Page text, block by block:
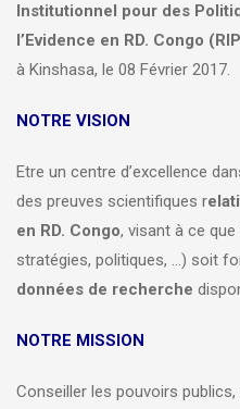
Institutionnel pour des
l’Evidence en RD. Congo
à Kinshasa, le 08 Février 2017.
NOTRE VISION
Etre un centre d’excellence
des preuves scientifiques r
en RD. Congo, visant à ce
stratégies, politiques, …) soit
données de recherche
NOTRE MISSION
Conseiller les pouvoirs